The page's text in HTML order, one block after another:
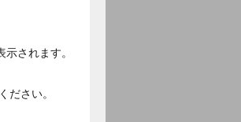
されます。
ださい。